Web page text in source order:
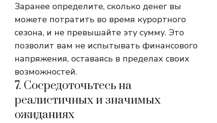
Заранее определите, сколько денег вы
можете потратить во время курортного
сезона, и не превышайте эту сумму. Это
позволит вам не испытывать финансового
напряжения, оставаясь в пределах своих
возможностей.
7. Сосредоточьтесь на
реалистичных и значимых
ожиданиях